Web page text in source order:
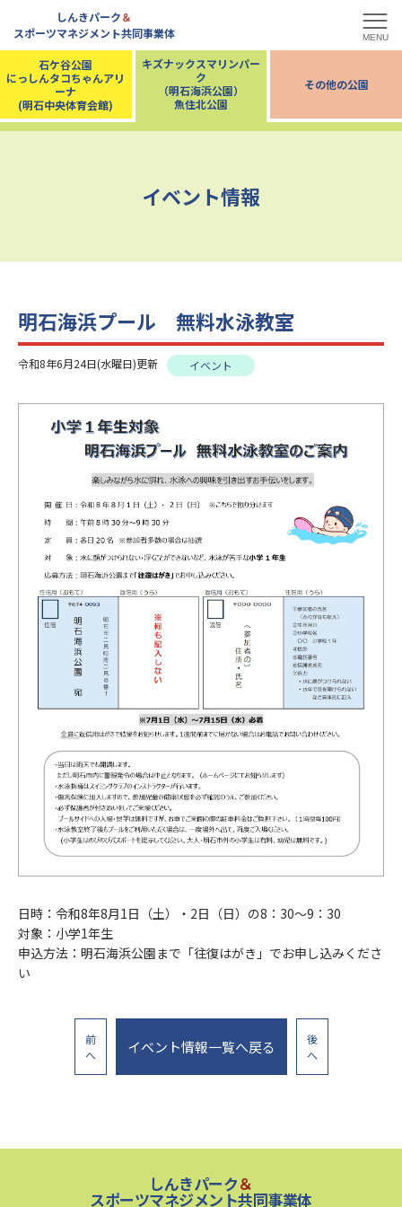
しんきパーク＆
スポーツマネジメント共同事業体
MENU
石ケ谷公園
にっしんタコちゃんアリ
ーナ
(明石中央体育会館)
キズナックスマリンパー
ク
（明石海浜公園）
魚住北公園
その他の公園
イベント情報
明石海浜プール 無料水泳教室
令和8年6月24日(水曜日)更新 イベント
日時：令和8年8月1日（土）・2日（日）の8：30～9：30
対象：小学1年生
申込方法：明石海浜公園まで「往復はがき」でお申し込みくださ
い
前
へ
イベント情報一覧へ戻る
後
へ
しんきパーク＆
スポーツマネジメント共同事業体